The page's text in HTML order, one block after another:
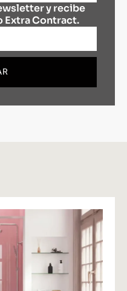
y recibe
Contract.